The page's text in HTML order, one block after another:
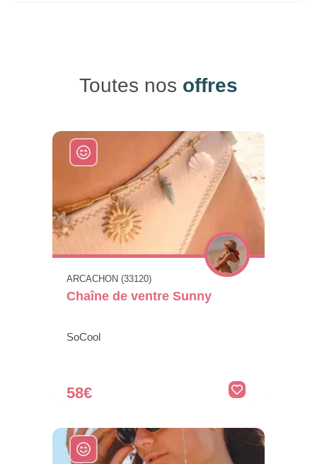
Toutes nos offres
ARCACHON (33120)
Chaîne de ventre Sunny
SoCool
58€